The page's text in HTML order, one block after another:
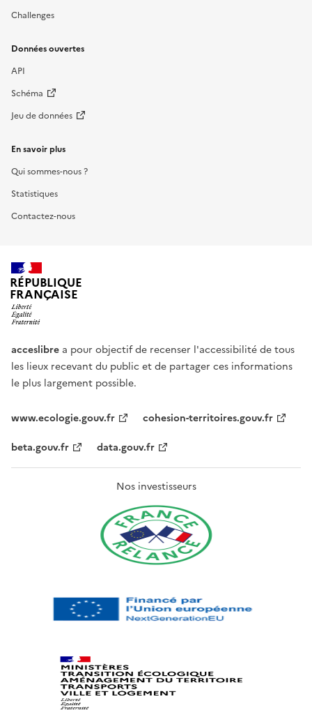
Challenges
Données ouvertes
API
Schéma
Jeu de données
En savoir plus
Qui sommes-nous ?
Statistiques
Contactez-nous
RÉPUBLIQUE
FRANÇAISE
acceslibre a pour objectif de recenser l'accessibilité de tous
les lieux recevant du public et de partager ces informations
le plus largement possible.
www.ecologie.gouv.fr
cohesion-territoires.gouv.fr
beta.gouv.fr
data.gouv.fr
Nos investisseurs